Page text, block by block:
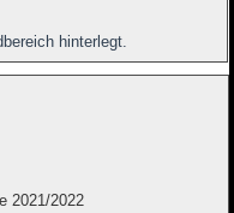
hinterlegt.
2021/2022